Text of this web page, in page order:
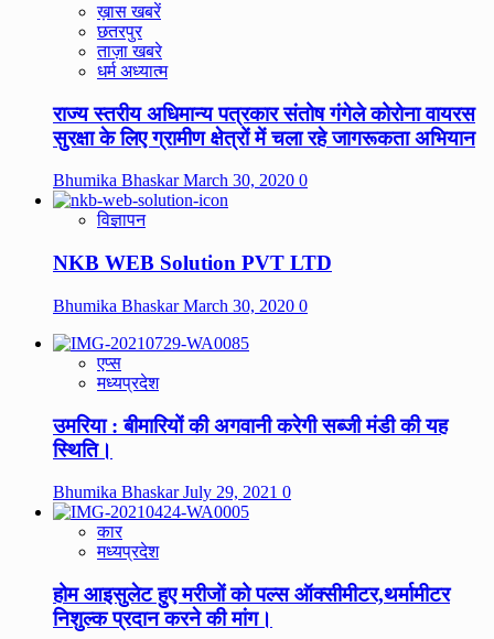
ख़ास खबरें
छतरपुर
ताज़ा खबरे
धर्म अध्यात्म
राज्य स्तरीय अधिमान्य पत्रकार संतोष गंगेले कोरोना वायरस
सुरक्षा के लिए ग्रामीण क्षेत्रों में चला रहे जागरूकता अभियान
Bhumika BhaskarMarch 30, 2020 0
विज्ञापन
NKB WEB Solution PVT LTD
Bhumika BhaskarMarch 30, 2020 0
एप्स
मध्यप्रदेश
उमरिया : बीमारियों की अगवानी करेगी सब्जी मंडी की यह
स्थिति।
Bhumika BhaskarJuly 29, 2021 0
कार
मध्यप्रदेश
होम आइसुलेट हुए मरीजों को पल्स ऑक्सीमीटर,थर्मामीटर
निशुल्क प्रदान करने की मांग।